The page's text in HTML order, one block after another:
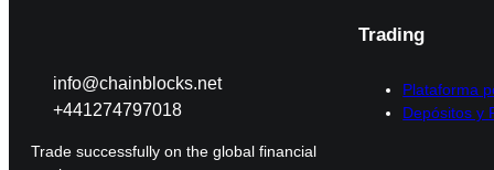
info@chainblocks.net
+441274797018
Trade successfully on the global financial
Trading
Plataforma
Depósitos y